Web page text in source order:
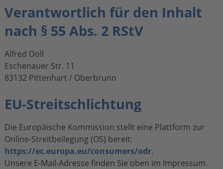
Verantwortlich für den Inhalt
nach § 55 Abs. 2 RStV
Alfred Doll
Eschenauer Str. 11
83132 Pittenhart / Oberbrunn
EU-Streitschlichtung
Die Europäische Kommission stellt eine Plattform zur
Online-Streitbeilegung (OS) bereit:
https://ec.europa.eu/consumers/odr.
Unsere E-Mail-Adresse finden Sie oben im Impressum.